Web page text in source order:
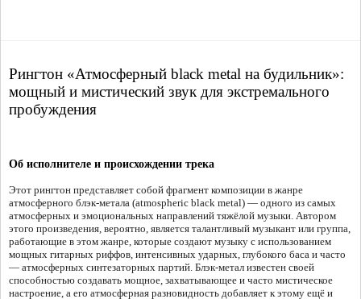
Рингтон «Атмосферный black metal на будильник»:
мощный и мистический звук для экстремального
пробуждения
Об исполнителе и происхождении трека
Этот рингтон представляет собой фрагмент композиции в жанре
атмосферного блэк-метала (atmospheric black metal) — одного из самых
атмосферных и эмоциональных направлений тяжёлой музыки. Автором
этого произведения, вероятно, является талантливый музыкант или группа,
работающие в этом жанре, которые создают музыку с использованием
мощных гитарных риффов, интенсивных ударных, глубокого баса и часто
— атмосферных синтезаторных партий. Блэк-метал известен своей
способностью создавать мощное, захватывающее и часто мистическое
настроение, а его атмосферная разновидность добавляет к этому ещё и